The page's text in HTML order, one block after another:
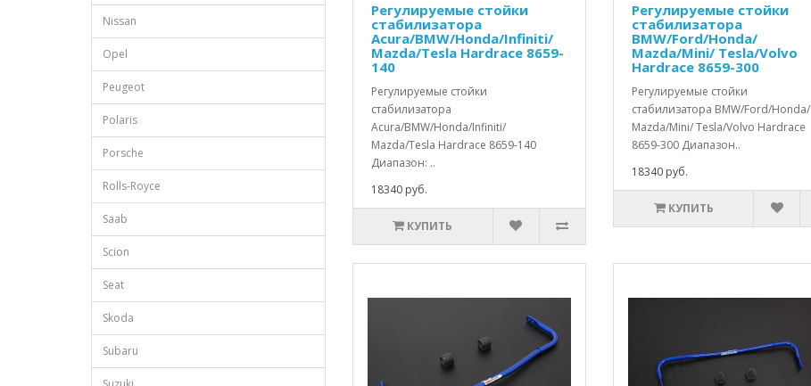
Nissan
Opel
Peugeot
Polaris
Porsche
Rolls-Royce
Saab
Scion
Seat
Skoda
Subaru
Регулируемые стойки
стабилизатора
Acura/BMW/Honda/Infiniti/
Mazda/Tesla Hardrace 8659-
140
Регулируемые стойки
стабилизатора
Acura/BMW/Honda/Infiniti/
Mazda/Tesla Hardrace 8659-140
Диапазон: ..
18340 руб.
КУПИТЬ
Регулируемые стойки
стабилизатора
BMW/Ford/Honda/
Mazda/Mini/ Tesla/Volvo
Hardrace 8659-300
Регулируемые стойки
стабилизатора BMW/Ford/Honda/
Mazda/Mini/ Tesla/Volvo Hardrace
8659-300 Диапазон..
18340 руб.
КУПИТЬ